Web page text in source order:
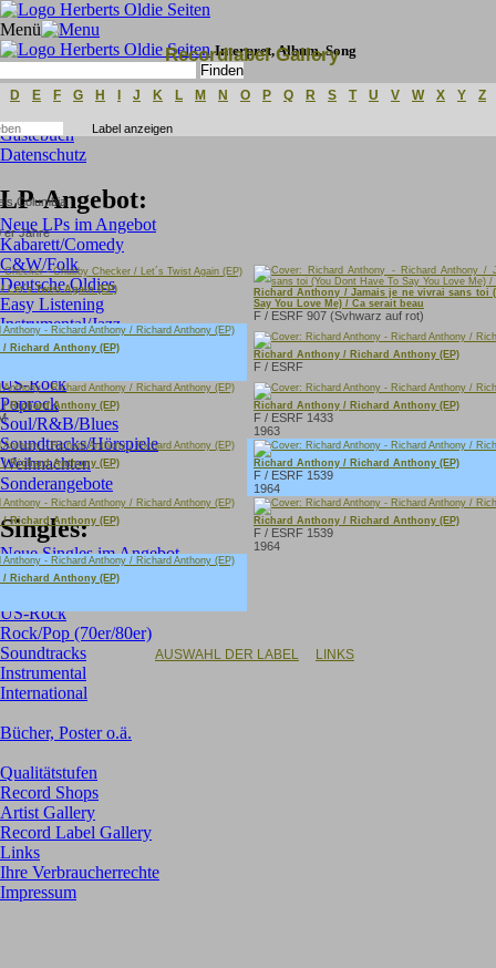
Menü
Interpret, Album, Song
Erweiterte Suche
Gästebuch
Datenschutz
LP-Angebot:
Neue LPs im Angebot
Kabarett/Comedy
C&W/Folk
Deutsche Oldies
Easy Listening
Instrumental/Jazz
International (Franz./Ital.)
US-Rock
Poprock
Soul/R&B/Blues
Soundtracks/Hörspiele
Weihnachten
Sonderangebote
Singles:
Neue Singles im Angebot
Deutsche (Oldies, NDW)
US-Rock
Rock/Pop (70er/80er)
Soundtracks
Instrumental
International
Bücher, Poster o.ä.
Qualitätstufen
Record Shops
Artist Gallery
Record Label Gallery
Links
Ihre Verbraucherrechte
Impressum
Recordlabel Gallery
D E F G H J K L M N O P Q R S T U V W X Y Z
er Jahre
Let´s Twist Again (EP)
Richard Anthony / Jamais je ne vivrai sans toi
Say You Love Me) / Ca serait beau
F / ESRF 907 (Svhwarz auf rot)
Richard Anthony (EP)
Richard Anthony / Richard Anthony (EP)
F / ESRF
Richard Anthony (EP) Richard Anthony / Richard Anthony (EP)
F / ESRF 1433
1963
Richard Anthony (EP) Richard Anthony / Richard Anthony (EP)
F / ESRF 1539
1964
Richard Anthony (EP) Richard Anthony / Richard Anthony (EP)
F / ESRF 1539
1964
Richard Anthony (EP)
AUSWAHL DER LABEL LINKS